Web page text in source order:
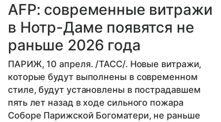
AFP: современные витражи
в Нотр-Даме появятся не
раньше 2026 года
ПАРИЖ, 10 апреля. /ТАСС/. Новые витражи,
которые будут выполнены в современном
стиле, будут установлены в пострадавшем
пять лет назад в ходе сильного пожара
Соборе Парижской Богоматери, не раньше